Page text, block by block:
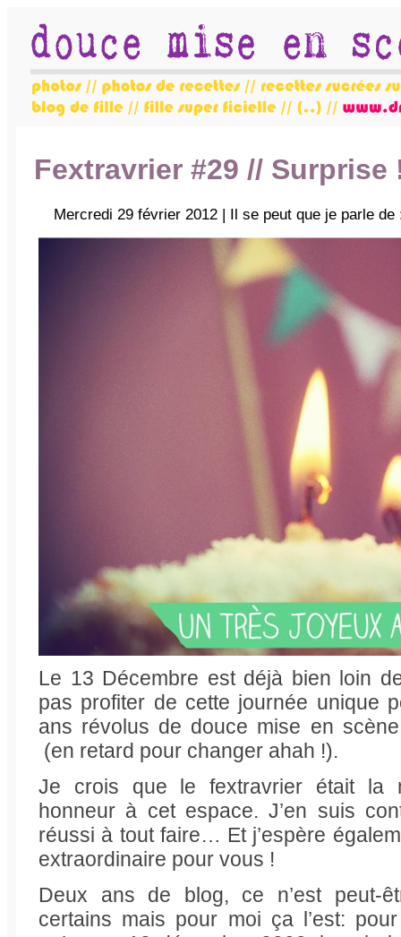
Fextravrier #29 // Surprise
Mercredi 29 février 2012 | Il se peut que je parle
Le 13 Décembre est déjà bien loin
pas profiter de cette journée unique
ans révolus de douce mise en
(en retard pour changer ahah !).
Je crois que le fextravrier était la
honneur à cet espace. J’en suis
réussi à tout faire… Et j’espère
extraordinaire pour vous !
Deux ans de blog, ce n’est peut-
certains mais pour moi ça l’est: